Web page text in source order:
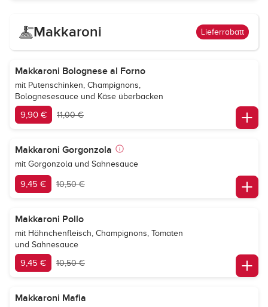
Makkaroni Lieferrabatt
Makkaroni Bolognese al Forno
mit Putenschinken, Champignons,
Bolognesesauce und Käse überbacken
9,90 € 11,00 €
Makkaroni Gorgonzola
mit Gorgonzola und Sahnesauce
9,45 € 10,50 €
Makkaroni Pollo
mit Hähnchenfleisch, Champignons, Tomaten
und Sahnesauce
9,45 € 10,50 €
Makkaroni Mafia